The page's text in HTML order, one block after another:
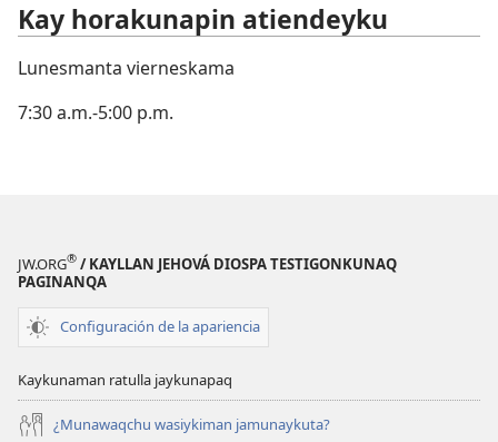
Kay horakunapin atiendeyku
Lunesmanta vierneskama
7:30 a.m.-5:00 p.m.
JW.ORG® / KAYLLAN JEHOVÁ DIOSPA TESTIGONKUNAQ
PAGINANQA
Configuración de la apariencia
Kaykunaman ratulla jaykunapaq
¿Munawaqchu wasiykiman jamunaykuta?